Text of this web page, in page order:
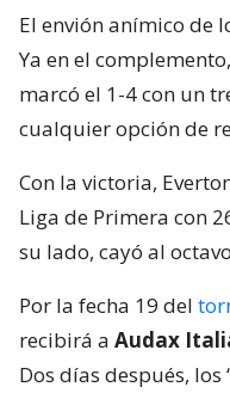
El envión anímico de
Ya en el
marcó el 1-4 con un
cualquier opción de
Con la victoria,
Liga de Primera con
su lado, cayó al
Por la fecha 19 del
recibirá a Audax
Dos días después, los